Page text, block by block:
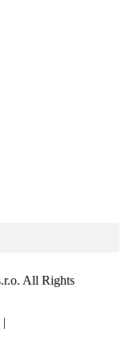
All Rights